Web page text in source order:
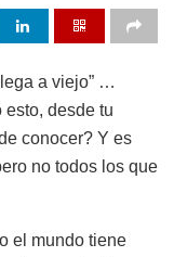
a viejo” …
desde tu
conocer? Y es
no todos los que
el mundo tiene